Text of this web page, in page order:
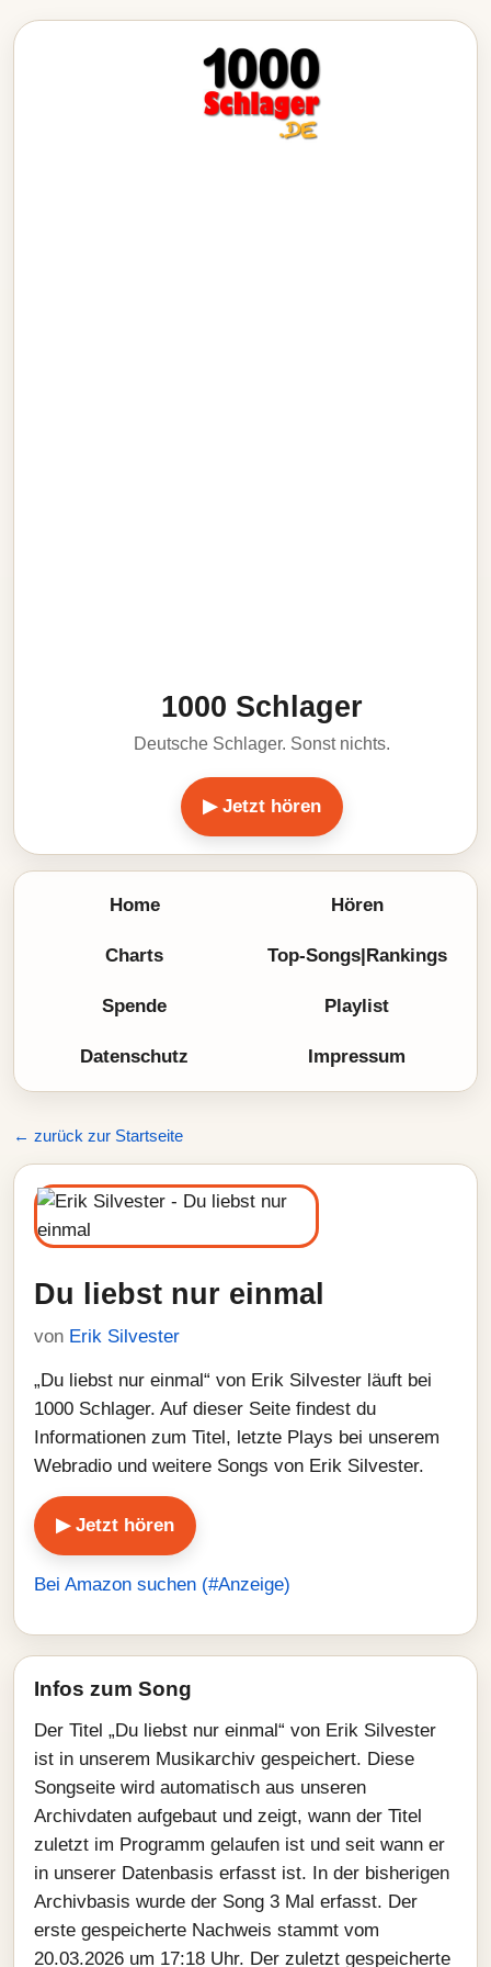
1000 Schlager
Deutsche Schlager. Sonst nichts.
▶ Jetzt hören
Home Hören
Charts Top-Songs|Rankings
Spende Playlist
Datenschutz Impressum
← zurück zur Startseite
Du liebst nur einmal
von Erik Silvester
„Du liebst nur einmal“ von Erik Silvester läuft bei
1000 Schlager. Auf dieser Seite findest du
Informationen zum Titel, letzte Plays bei unserem
Webradio und weitere Songs von Erik Silvester.
▶ Jetzt hören
Bei Amazon suchen (#Anzeige)
Infos zum Song
Der Titel „Du liebst nur einmal“ von Erik Silvester
ist in unserem Musikarchiv gespeichert. Diese
Songseite wird automatisch aus unseren
Archivdaten aufgebaut und zeigt, wann der Titel
zuletzt im Programm gelaufen ist und seit wann er
in unserer Datenbasis erfasst ist. In der bisherigen
Archivbasis wurde der Song 3 Mal erfasst. Der
erste gespeicherte Nachweis stammt vom
20.03.2026 um 17:18 Uhr. Der zuletzt gespeicherte